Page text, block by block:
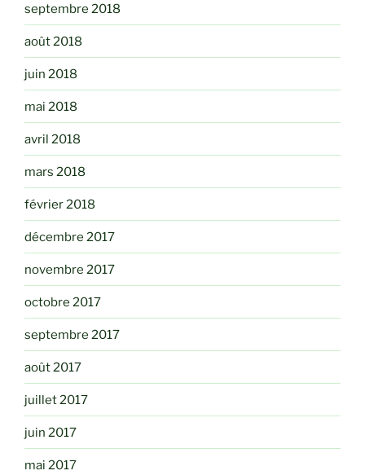
septembre 2018
août 2018
juin 2018
mai 2018
avril 2018
mars 2018
février 2018
décembre 2017
novembre 2017
octobre 2017
septembre 2017
août 2017
juillet 2017
juin 2017
mai 2017